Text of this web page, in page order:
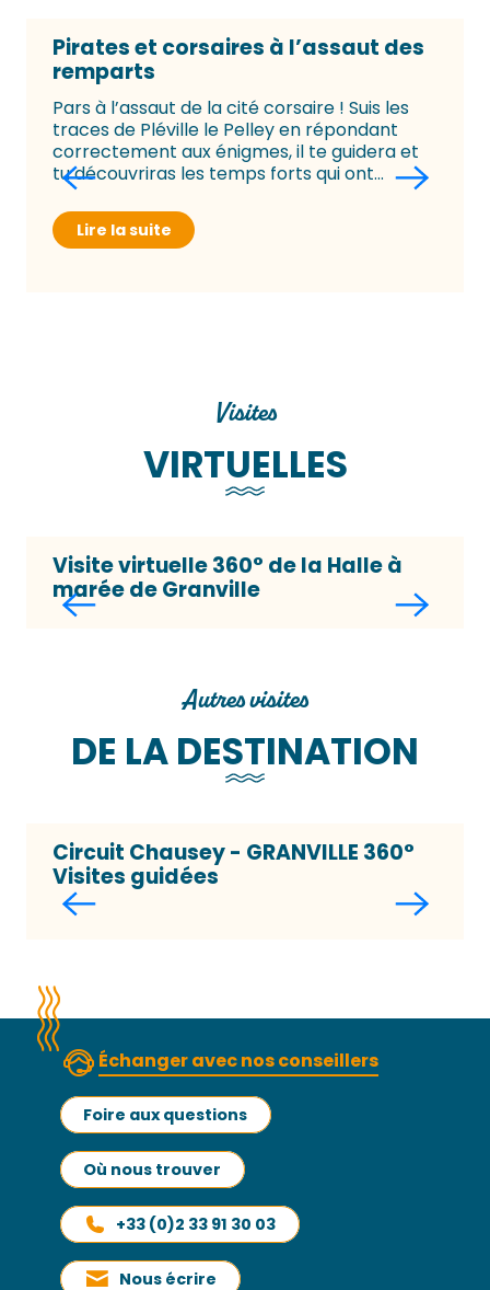
Pirates et corsaires à l’assaut des
remparts
Pars à l’assaut de la cité corsaire ! Suis les
traces de Pléville le Pelley en répondant
correctement aux énigmes, il te guidera et
tu découvriras les temps forts qui ont...
Lire la suite
Visites
VIRTUELLES
Visite virtuelle 360° de la Halle à
marée de Granville
Autres visites
DE LA DESTINATION
Circuit Chausey - GRANVILLE 360°
Visites guidées
Échanger avec nos conseillers
Foire aux questions
Où nous trouver
+33 (0)2 33 91 30 03
Nous écrire